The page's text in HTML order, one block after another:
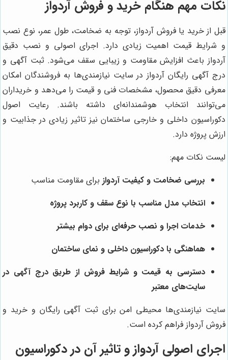
نکات مهم هنگام خرید و فروش آردواز
قبل از خرید یا فروش آردواز، توجه به ضخامت، طول عمر، نوع نصب
و شرایط قیمت اهمیت زیادی دارد. اجرای اصولی و نصب دقیق
آردواز باعث افزایش مقاومت و زیبایی سقف می‌شود. ثبت آگهی و
درج آگهی رایگان آردواز در سایت نیازمندی‌ها به فروشندگان امکان
معرفی دقیق محصول، مشخصات فنی و قیمت را می‌دهد و خریداران
می‌توانند انتخاب هوشمندانه‌ای داشته باشند. رعایت اصول
دکوراسیون داخلی و خارجی ساختمان نیز تاثیر زیادی در جذابیت و
ارزش پروژه دارد.
لیست نکات مهم:
بررسی ضخامت و کیفیت آردواز برای مقاومت مناسب
انتخاب مدل مناسب با نوع سقف و کاربرد پروژه
خدمات اجرا و نصب حرفه‌ای برای دوام بیشتر
هماهنگی با دکوراسیون داخلی و نمای ساختمان
دسترسی به قیمت و شرایط فروش از طریق درج آگهی در
سایت‌های معتبر
سایت نیازمندی‌ها محیطی امن برای ثبت آگهی رایگان و خرید و
فروش آردواز فراهم کرده است.
اجرای اصولی آردواز و تاثیر آن در دکوراسیون